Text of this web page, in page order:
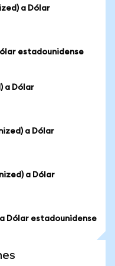
a Dólar
estadounidense
a Dólar
a Dólar
a Dólar
Dólar estadounidense